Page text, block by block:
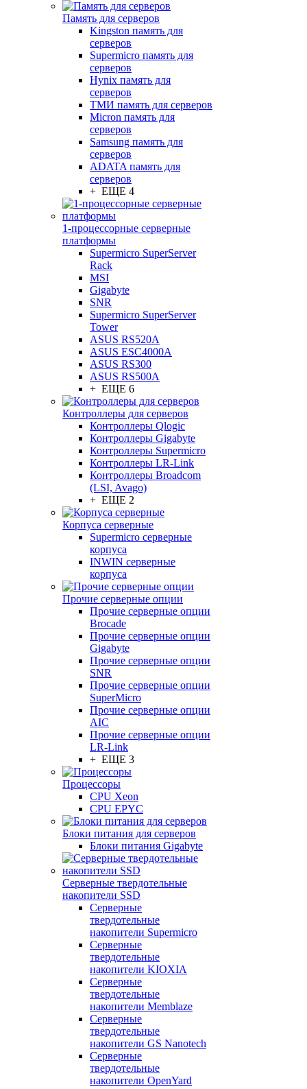
Память для серверов
Kingston память для
серверов
Supermicro память для
серверов
Hynix память для
серверов
ТМИ память для серверов
Micron память для
серверов
Samsung память для
серверов
ADATA память для
серверов
+ ЕЩЕ 4
1-процессорные серверные
платформы
Supermicro SuperServer
Rack
MSI
Gigabyte
SNR
Supermicro SuperServer
Tower
ASUS RS520A
ASUS ESC4000A
ASUS RS300
ASUS RS500A
+ ЕЩЕ 6
Контроллеры для серверов
Контроллеры Qlogic
Контроллеры Gigabyte
Контроллеры Supermicro
Контроллеры LR-Link
Контроллеры Broadcom
(LSI, Avago)
+ ЕЩЕ 2
Корпуса серверные
Supermicro серверные
корпуса
INWIN серверные
корпуса
Прочие серверные опции
Прочие серверные опции
Brocade
Прочие серверные опции
Gigabyte
Прочие серверные опции
SNR
Прочие серверные опции
SuperMicro
Прочие серверные опции
AIC
Прочие серверные опции
LR-Link
+ ЕЩЕ 3
Процессоры
CPU Xeon
CPU EPYC
Блоки питания для серверов
Блоки питания Gigabyte
Серверные твердотельные
накопители SSD
Cерверные
твердотельные
накопители Supermicro
Cерверные
твердотельные
накопители KIOXIA
Cерверные
твердотельные
накопители Memblaze
Cерверные
твердотельные
накопители GS Nanotech
Серверные
твердотельные
накопители OpenYard